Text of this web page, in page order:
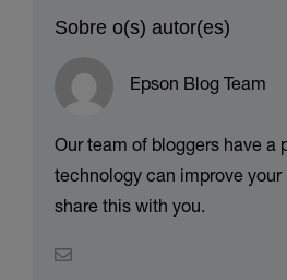
Sobre o(s) autor(es)
Epson Blog Team
Our team of bloggers have a
technology can improve your
share this with you.